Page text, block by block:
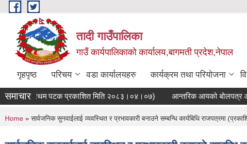
Skip to main content
तादी गाउँपालिका
गाउँ कार्यपालिकाको कार्यालय,बागमती प्रदेश,नेपाल
गृहपृष्ठ परिचय वडा कार्यालयहरु कार्यक्रम तथा परियोजना
समाचार
सूचना(प्रथम पटक प्रकाशित मिति २०८३।०४।०७) आन्तरिक आयको बोलपत्र
You are here
Home » सार्वजनिक सुनवाईलाई व्यवस्थित र प्रभावकारी बनाउने सम्बन्धि कार्यबिधि राजपत्रमा